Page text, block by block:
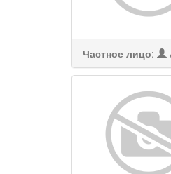
Частное лицо: